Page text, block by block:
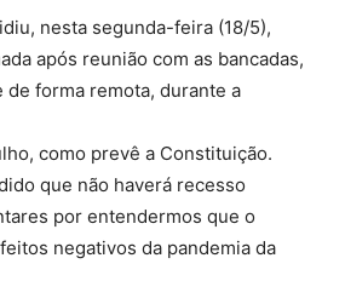
nesta segunda-feira (18/5),
após reunião com as bancadas,
forma remota, durante a
como prevê a Constituição.
que não haverá recesso
por entendermos que o
negativos da pandemia da